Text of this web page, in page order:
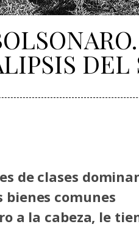
DEL
de clases
bienes comunes
a la cabeza, le